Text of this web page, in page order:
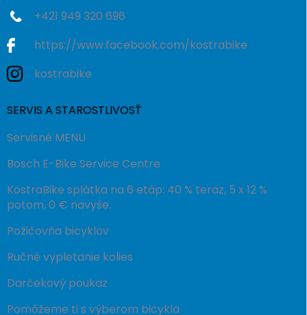
+421 949 320 696
https://www.facebook.com/kostrabike
kostrabike
SERVIS A STAROSTLIVOSŤ
Servisné MENU
Bosch E-Bike Service Centre
KostraBike splátka na 6 etáp: 40 % teraz, 5 x 12 %
potom, 0 € navyše.
Požičovňa bicyklov
Ručné vypletanie kolies
Darčekový poukaz
Pomôžeme ti s výberom bicykla